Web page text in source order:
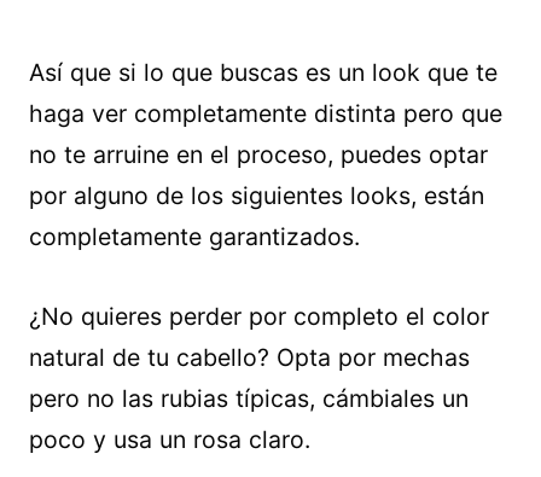
Así que si lo que buscas es un look que te
haga ver completamente distinta pero que
no te arruine en el proceso, puedes optar
por alguno de los siguientes looks, están
completamente garantizados.
¿No quieres perder por completo el color
natural de tu cabello? Opta por mechas
pero no las rubias típicas, cámbiales un
poco y usa un rosa claro.